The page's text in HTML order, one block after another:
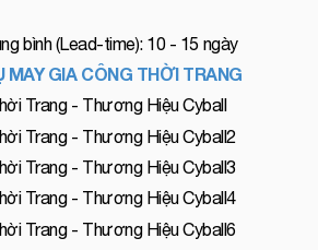
bình (Lead-time): 10 - 15 ngày
MAY GIA CÔNG THỜI TRANG